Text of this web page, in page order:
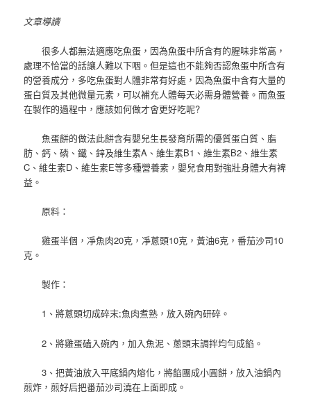
文章導讀
很多人都無法適應吃魚蛋，因為魚蛋中所含有的腥味非常高，
處理不恰當的話讓人難以下咽。但是這也不能夠否認魚蛋中所含有
的營養成分，多吃魚蛋對人體非常有好處，因為魚蛋中含有大量的
蛋白質及其他微量元素，可以補充人體每天必需身體營養。而魚蛋
在製作的過程中，應該如何做才會更好吃呢?
魚蛋餅的做法此餅含有嬰兒生長發育所需的優質蛋白質、脂
肪、鈣、磷、鐵、鋅及維生素A、維生素B1、維生素B2、維生素
C、維生素D、維生素E等多種營養素，嬰兒食用對強壯身體大有裨
益。
原料：
雞蛋半個，凈魚肉20克，凈蔥頭10克，黃油6克，番茄沙司10
克。
製作：
1、將蔥頭切成碎末;魚肉煮熟，放入碗內研碎。
2、將雞蛋磕入碗內，加入魚泥、蔥頭末調拌均勻成餡。
3、把黃油放入平底鍋內熔化，將餡團成小圓餅，放入油鍋內
煎炸，煎好后把番茄沙司澆在上面即成。